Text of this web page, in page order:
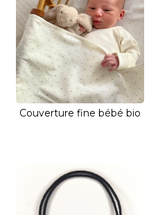
Couverture fine bébé bio